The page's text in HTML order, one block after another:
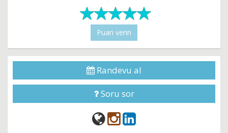
Puan verin
Randevu al
Soru sor